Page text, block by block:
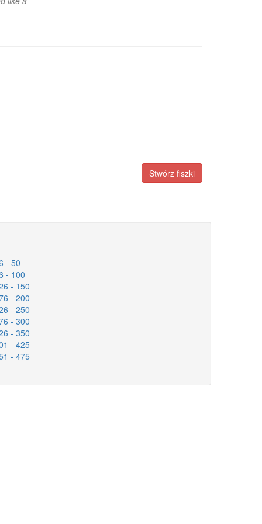
Stwórz fiszki
- 50
- 100
- 150
- 200
- 250
- 300
- 350
- 425
- 475